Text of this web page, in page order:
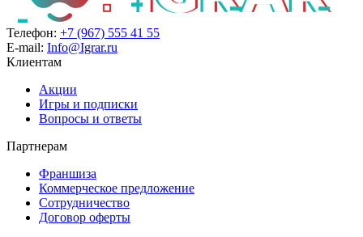
Телефон: +7 (967) 555 41 55
E-mail: Info@Igrar.ru
Клиентам
Акции
Игры и подписки
Вопросы и ответы
Партнерам
Франшиза
Коммерческое предложение
Сотрудничество
Договор оферты